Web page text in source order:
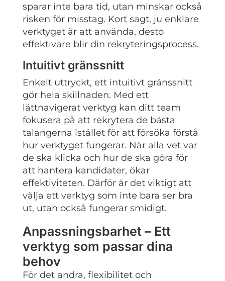
sparar inte bara tid, utan minskar också
risken för misstag. Kort sagt, ju enklare
verktyget är att använda, desto
effektivare blir din rekryteringsprocess.
Intuitivt gränssnitt
Enkelt uttryckt, ett intuitivt gränssnitt
gör hela skillnaden. Med ett
lättnavigerat verktyg kan ditt team
fokusera på att rekrytera de bästa
talangerna istället för att försöka förstå
hur verktyget fungerar. När alla vet var
de ska klicka och hur de ska göra för
att hantera kandidater, ökar
effektiviteten. Därför är det viktigt att
välja ett verktyg som inte bara ser bra
ut, utan också fungerar smidigt.
Anpassningsbarhet – Ett
verktyg som passar dina
behov
För det andra, flexibilitet och